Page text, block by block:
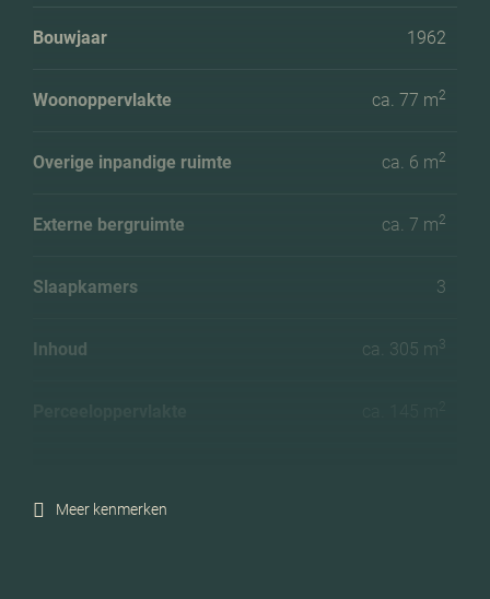
Bouwjaar 1962
Woonoppervlakte ca. 77 m2
Overige inpandige ruimte ca. 6 m2
Externe bergruimte ca. 7 m2
Slaapkamers 3
Inhoud ca. 305 m3
Meer kenmerken